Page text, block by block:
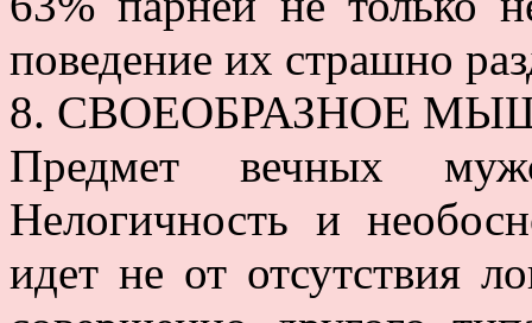
поведение их страшно
8. СВОЕОБРАЗНОЕ
Предмет вечных
Нелогичность и
идет не от отсутствия